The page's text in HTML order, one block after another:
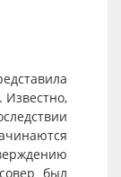
Известно,
был